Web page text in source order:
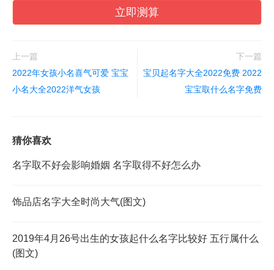
立即测算
上一篇
2022年女孩小名喜气可爱 宝宝
小名大全2022洋气女孩
下一篇
宝贝起名字大全2022免费 2022
宝宝取什么名字免费
猜你喜欢
名字取不好会影响婚姻 名字取得不好怎么办
饰品店名字大全时尚大气(图文)
2019年4月26号出生的女孩起什么名字比较好 五行属什么
(图文)